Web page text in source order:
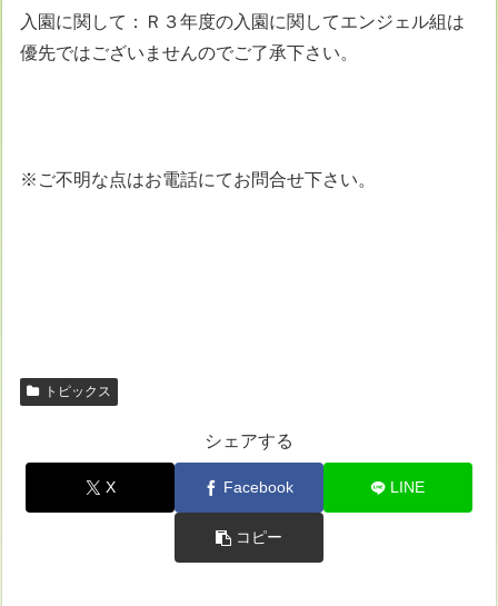
入園に関して：Ｒ３年度の入園に関してエンジェル組は
優先ではございませんのでご了承下さい。
※ご不明な点はお電話にてお問合せ下さい。
トピックス
シェアする
X Facebook LINE
コピー